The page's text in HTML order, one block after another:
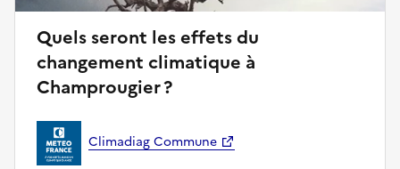
Quels seront les effets du
changement climatique à
Champrougier ?
Climadiag Commune